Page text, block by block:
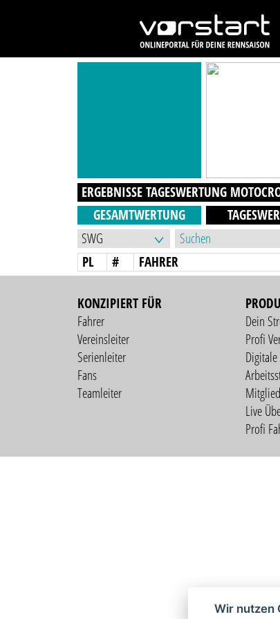
ERGEBNISSE TAGESWERTUNG
GESAMTWERTUNG
PL # FAHRER
KONZIPIERT FÜR
Fahrer
Vereinsleiter
Serienleiter
Fans
Teamleiter
Dein
Profi
Live
Profi
Wir nutzen